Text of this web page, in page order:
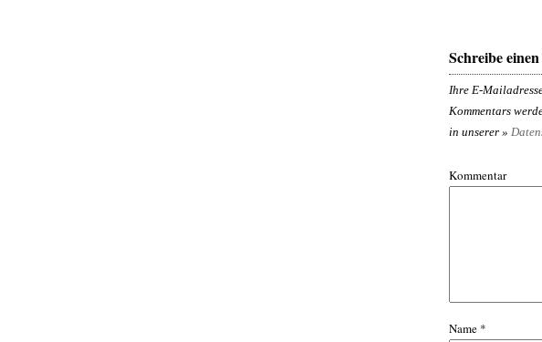
Schreibe
Ihre E-
Kommentars
in unserer »
Kommentar
Name *